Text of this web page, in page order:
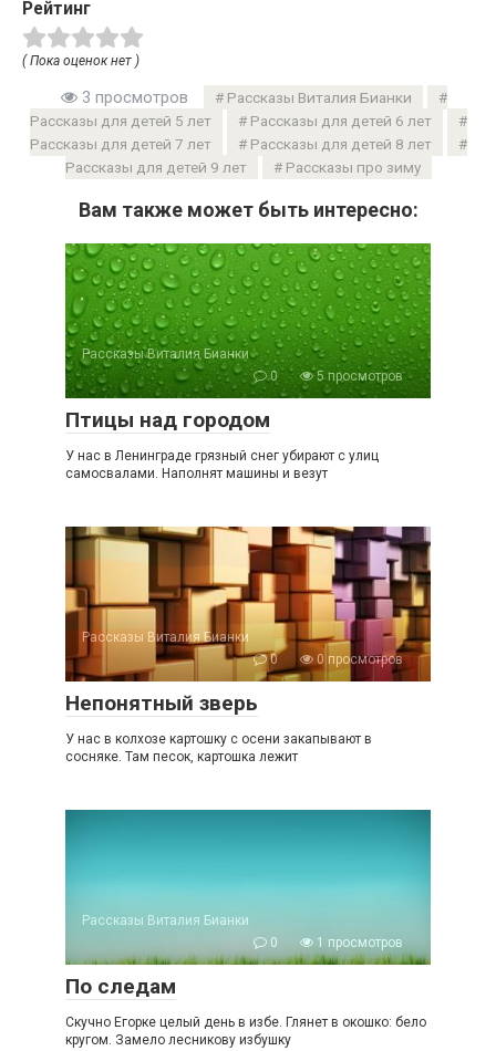
Рейтинг
( Пока оценок нет )
3 просмотров
Рассказы Виталия Бианки
Рассказы для детей 5 лет
Рассказы для детей 6 лет
Рассказы для детей 7 лет
Рассказы для детей 8 лет
Рассказы для детей 9 лет
Рассказы про зиму
Вам также может быть интересно:
Рассказы Виталия Бианки
0
5 просмотров
Птицы над городом
У нас в Ленинграде грязный снег убирают с улиц
самосвалами. Наполнят машины и везут
Рассказы Виталия Бианки
0
0 просмотров
Непонятный зверь
У нас в колхозе картошку с осени закапывают в
сосняке. Там песок, картошка лежит
Рассказы Виталия Бианки
0
1 просмотров
По следам
Скучно Егорке целый день в избе. Глянет в окошко: бело
кругом. Замело лесникову избушку